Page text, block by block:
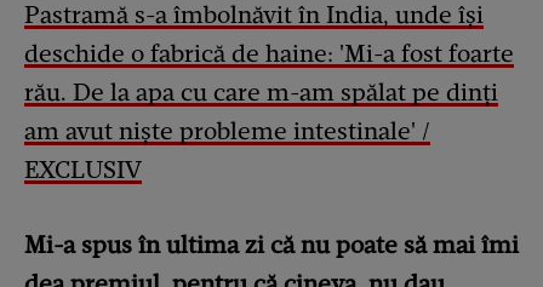
Pastramă s-a îmbolnăvit în India, unde își
deschide o fabrică de haine: 'Mi-a fost foarte
rău. De la apa cu care m-am spălat pe dinți
am avut niște probleme intestinale' /
EXCLUSIV
Mi-a spus în ultima zi că nu poate să mai îmi